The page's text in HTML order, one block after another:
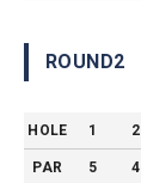
ROUND2
HOLE 1 2
PAR 5 4